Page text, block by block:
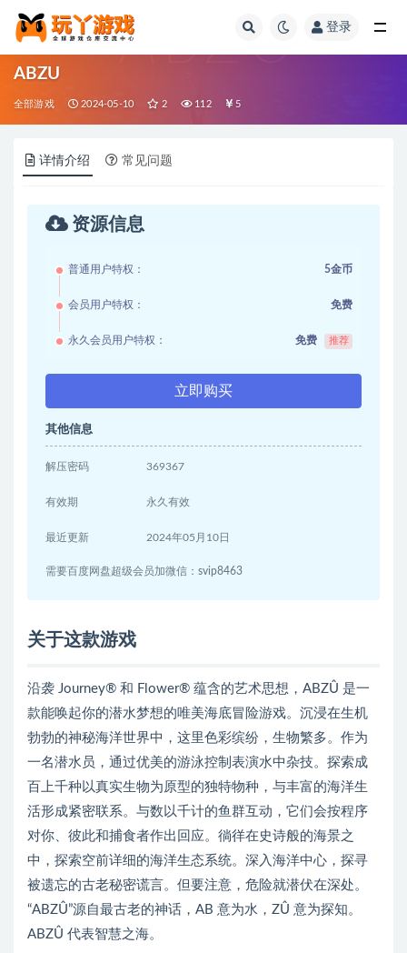
登录
ABZU
全部游戏 2024-05-10 2 112 5
详情介绍 常见问题
资源信息
普通用户特权： 5金币
会员用户特权： 免费
永久会员用户特权： 免费 推荐
立即购买
其他信息
解压密码 369367
有效期 永久有效
最近更新 2024年05月10日
需要百度网盘超级会员加微信：svip8463
关于这款游戏
沿袭 Journey® 和 Flower® 蕴含的艺术思想，ABZÛ 是一
款能唤起你的潜水梦想的唯美海底冒险游戏。沉浸在生机
勃勃的神秘海洋世界中，这里色彩缤纷，生物繁多。作为
一名潜水员，通过优美的游泳控制表演水中杂技。探索成
百上千种以真实生物为原型的独特物种，与丰富的海洋生
活形成紧密联系。与数以千计的鱼群互动，它们会按程序
对你、彼此和捕食者作出回应。徜徉在史诗般的海景之
中，探索空前详细的海洋生态系统。深入海洋中心，探寻
被遗忘的古老秘密谎言。但要注意，危险就潜伏在深处。
“ABZÛ”源自最古老的神话，AB 意为水，ZÛ 意为探知。
ABZÛ 代表智慧之海。